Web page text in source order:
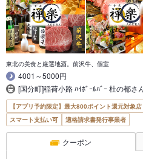
東北の美食と厳選地酒。前沢牛、個室
4001～5000円
[国分町]稲荷小路 ﾊｲﾎﾞｰﾙﾊﾞｰ 杜の都さ
【アプリ予約限定】最大800ポイント還元対象店
スマート支払い可
適格請求書発行事業者
クーポン